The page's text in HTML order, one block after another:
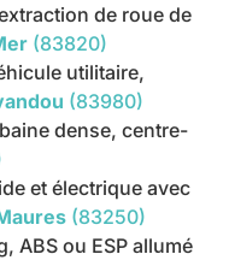
de roue de
(83820)
utilitaire,
(83980)
dense, centre-
et électrique avec
(83250)
ABS ou ESP allumé